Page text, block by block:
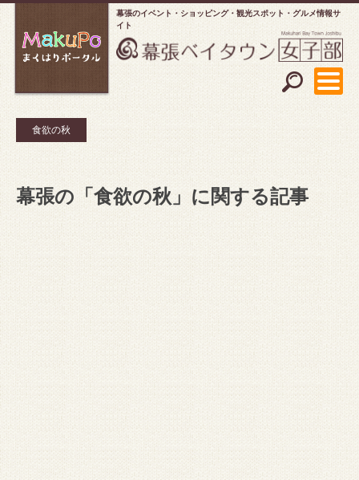
幕張のイベント・ショッピング
観光スポット・グルメ情報サ
イト
食欲の秋
幕張の「食欲の秋」に関する記事